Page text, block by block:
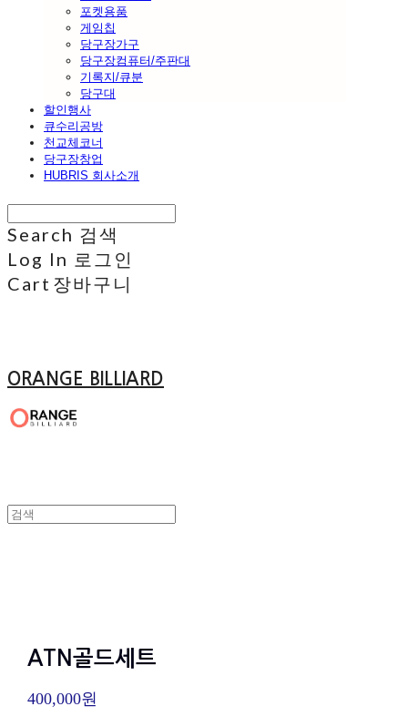
포켓용품
게임칩
당구장가구
당구장컴퓨터/주판대
기록지/큐분
당구대
할인행사
큐수리공방
천교체코너
당구장창업
HUBRIS 회사소개
Search 검색
Log In 로그인
Cart 장바구니
ORANGE BILLIARD
ATN골드세트
400,000원